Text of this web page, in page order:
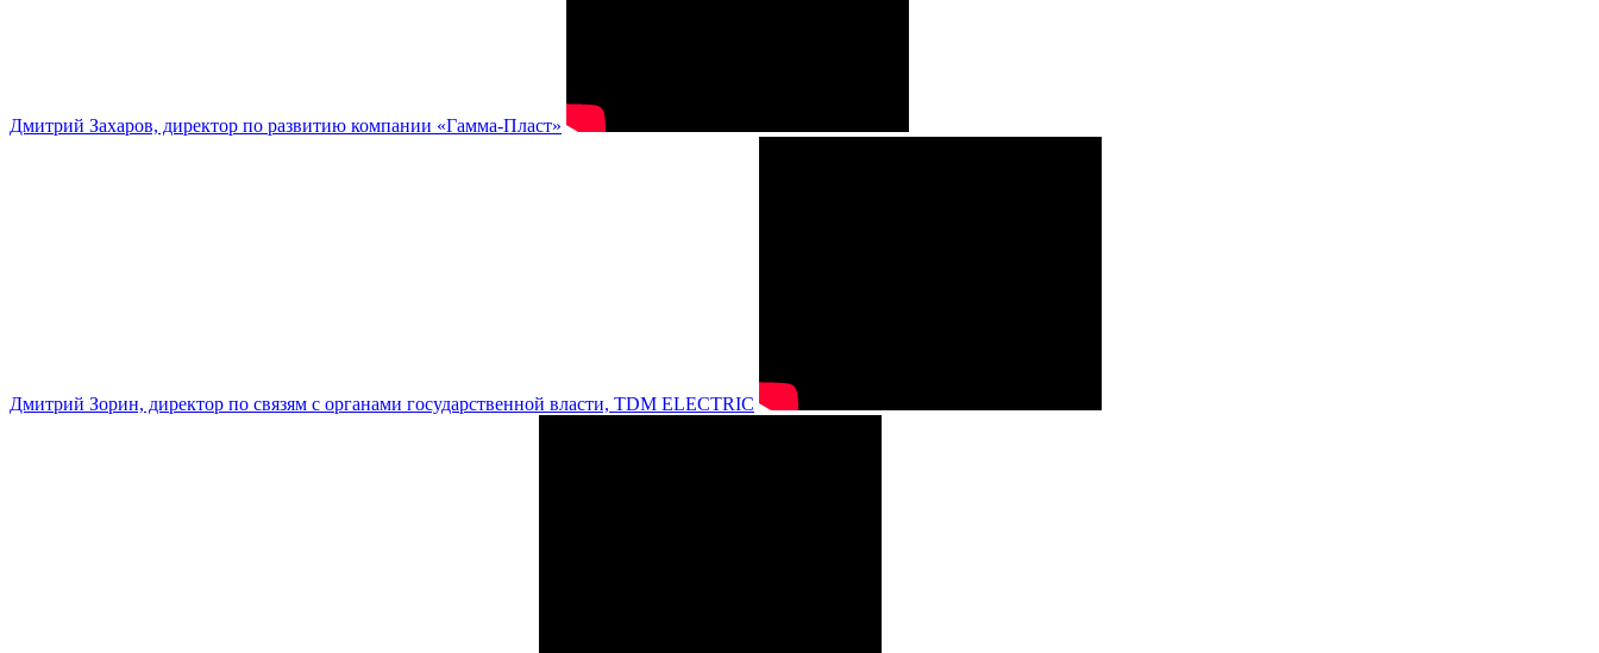
Дмитрий Захаров, директор по развитию компании «Гамма-Пласт»
Дмитрий Зорин, директор по связям с органами государственной власти, TDM ELECTRIC